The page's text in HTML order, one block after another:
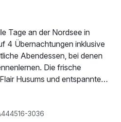
Tage an der Nordsee in
4 Übernachtungen inklusive
Abendessen, bei denen
Die frische
Husums und entspannte
machen diesen
Kombination aus Genuss,
Saunatuch,
3036